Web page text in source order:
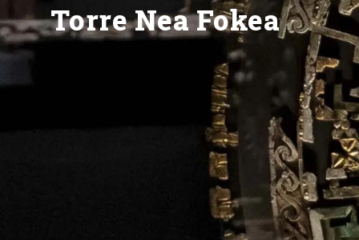
Torre Nea Fokea